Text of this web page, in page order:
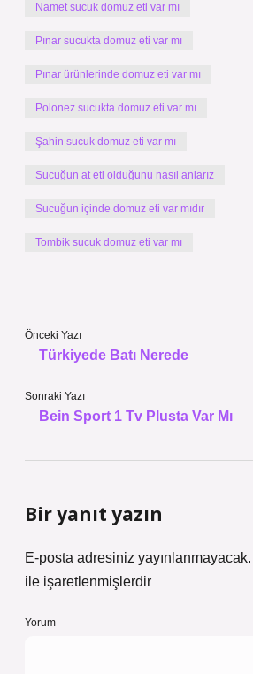
Namet sucuk domuz eti var mı
Pınar sucukta domuz eti var mı
Pınar ürünlerinde domuz eti var mı
Polonez sucukta domuz eti var mı
Şahin sucuk domuz eti var mı
Sucuğun at eti olduğunu nasıl anlarız
Sucuğun içinde domuz eti var mıdır
Tombik sucuk domuz eti var mı
Önceki Yazı
Türkiyede Batı Nerede
Sonraki Yazı
Bein Sport 1 Tv Plusta Var Mı
Bir yanıt yazın
E-posta adresiniz yayınlanmayacak.
ile işaretlenmişlerdir
Yorum